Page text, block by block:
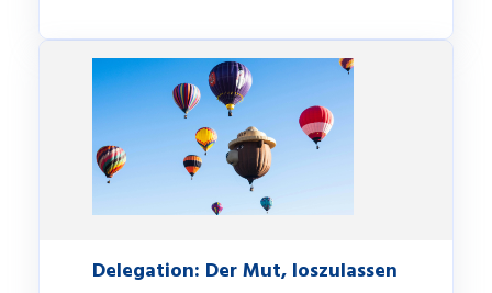
Delegation: Der Mut, loszulassen